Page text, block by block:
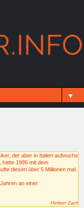
▼
der aber in Italien aufwuchs
1995 mit dem
diesen über 5 Millionen mal.
an einer
Herbert Zach